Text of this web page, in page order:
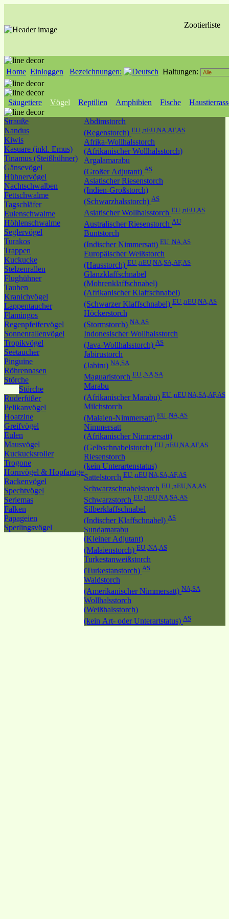
Zootierliste
Home Einloggen Bezeichnungen: Haltungen:
Säugetiere Vögel Reptilien Amphibien Fische
Strauße
Nandus
Kiwis
Kasuare (inkl. Emus)
Tinamus (Steißhühner)
Gänsevögel
Hühnervögel
Nachtschwalben
Fettschwalme
Tagschläfer
Eulenschwalme
Höhlenschwalme
Seglervögel
Turakos
Trappen
Kuckucke
Stelzenrallen
Flughühner
Tauben
Kranichvögel
Lappentaucher
Flamingos
Regenpfeifervögel
Sonnenrallenvögel
Tropikvögel
Seetaucher
Pinguine
Röhrennasen
Störche
Störche
Ruderfüßer
Pelikanvögel
Hoatzine
Greifvögel
Eulen
Mausvögel
Kuckucksroller
Trogone
Hornvögel & Hopfartige
Rackenvögel
Spechtvögel
Seriemas
Falken
Papageien
Sperlingsvögel
Abdimstorch
(Regenstorch) EU ,nEU,NA,AF,AS
Afrika-Wollhalsstorch
(Afrikanischer Wollhalsstorch)
Argalamarabu
(Großer Adjutant) AS
Asiatischer Riesenstorch
(Indien-Großstorch)
(Schwarzhalsstorch) AS
Asiatischer Wollhalsstorch EU ,nEU,AS
Australischer Riesenstorch AU
Buntstorch
(Indischer Nimmersatt) EU ,NA,AS
Europäischer Weißstorch
(Hausstorch) EU ,nEU,NA,SA,AF,AS
Glanzklaffschnabel
(Mohrenklaffschnabel)
(Afrikanischer Klaffschnabel)
(Schwarzer Klaffschnabel) EU ,nEU,NA,AS
Höckerstorch
(Stormstorch) NA,AS
Indonesischer Wollhalsstorch
(Java-Wollhalsstorch) AS
Jabirustorch
(Jabiru) NA,SA
Maguaristorch EU ,NA,SA
Marabu
(Afrikanischer Marabu) EU ,nEU,NA,SA,AF,AS
Milchstorch
(Malaien-Nimmersatt) EU ,NA,AS
Nimmersatt
(Afrikanischer Nimmersatt)
(Gelbschnabelstorch) EU ,nEU,NA,AF,AS
Riesenstorch
(kein Unterartenstatus)
Sattelstorch EU ,nEU,NA,SA,AF,AS
Schwarzschnabelstorch EU ,nEU,NA,AS
Schwarzstorch EU ,nEU,NA,SA,AS
Silberklaffschnabel
(Indischer Klaffschnabel) AS
Sundamarabu
(Kleiner Adjutant)
(Malaienstorch) EU ,NA,AS
Turkestanweißstorch
(Turkestanstorch) AS
Waldstorch
(Amerikanischer Nimmersatt) NA,SA
Wollhalsstorch
(Weißhalsstorch)
(kein Art- oder Unterartstatus) AS